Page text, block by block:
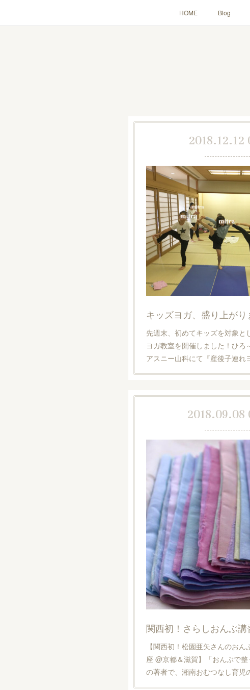
HOME Blog
2018.12.12
キッズヨガ、盛り上が
先週末、初めてキッズを対象と
ヨガ教室を開催しました！ひろ
アスニー山科にて『産後子連
2018.09.08
【関西初！松園亜矢さんのお
座 @京都＆滋賀】「おんぶで整
の著者で、湘南おむつなし育